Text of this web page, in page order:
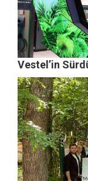
Vestel’in